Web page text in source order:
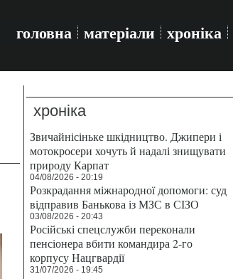
головна матеріали хроніка
хроніка
Звичайнісіньке шкідництво. Джипери і
мотокросери хочуть й надалі знищувати
природу Карпат
04/08/2026 - 20:19
Розкрадання міжнародної допомоги: суд
відправив Банькова із МЗС в СІЗО
03/08/2026 - 20:43
Російські спецслужби переконали
пенсіонера вбити командира 2-го
корпусу Нацгвардії
31/07/2026 - 19:45